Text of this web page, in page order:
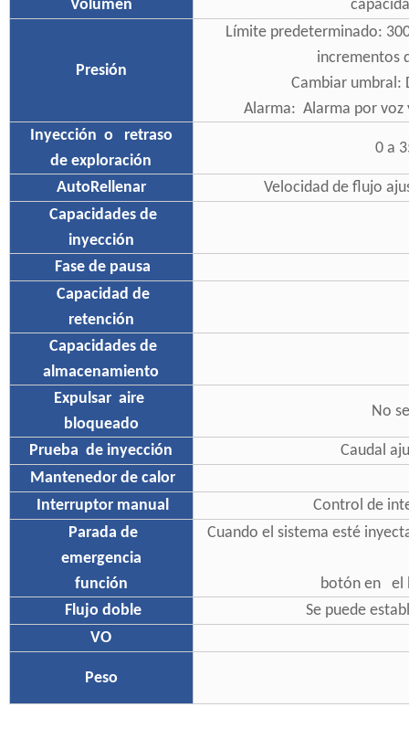
Volumen
Presión
Límite predeterminado:
incrementos
Cambiar umbral:
Alarma: Alarma por voz
Inyección o
retraso
de exploración
0 a
AutoRellenar
Velocidad de flujo
Capacidades de
inyección
Fase de pausa
Capacidad de
retención
Capacidades de
almacenamiento
Expulsar aire
bloqueado
No
Prueba de inyección
Caudal
Mantenedor de calor
Interruptor manual
Control de
Parada de
emergencia
función
Cuando el sistema esté
botón en el
Flujo doble
Se puede
VO
Peso